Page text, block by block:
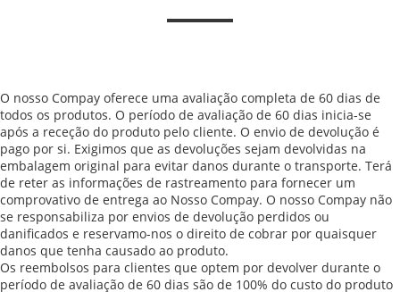
O nosso Compay oferece uma avaliação completa de 60 dias de
todos os produtos. O período de avaliação de 60 dias inicia-se
após a receção do produto pelo cliente. O envio de devolução é
pago por si. Exigimos que as devoluções sejam devolvidas na
embalagem original para evitar danos durante o transporte. Terá
de reter as informações de rastreamento para fornecer um
comprovativo de entrega ao Nosso Compay. O nosso Compay não
se responsabiliza por envios de devolução perdidos ou
danificados e reservamo-nos o direito de cobrar por quaisquer
danos que tenha causado ao produto.
Os reembolsos para clientes que optem por devolver durante o
período de avaliação de 60 dias são de 100% do custo do produto